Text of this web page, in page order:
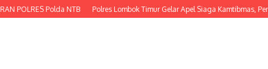
Polda NTB Polres Lombok Timur Gelar Apel Siaga Kamtibmas, Perkuat